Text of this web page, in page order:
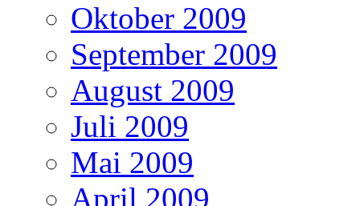
Oktober 2009
September 2009
August 2009
Juli 2009
Mai 2009
April 2009